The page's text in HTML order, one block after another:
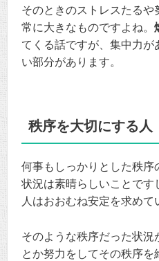
そのときのストレスたる
常に大きなものですよね。
てくる話ですが、集中力
い部分があります。
秩序を大切にする人
何事もしっかりとした秩序
状況は素晴らしいことです
人はおおむね安定を求めて
そのような秩序だった状
とか努力をしてその秩序を